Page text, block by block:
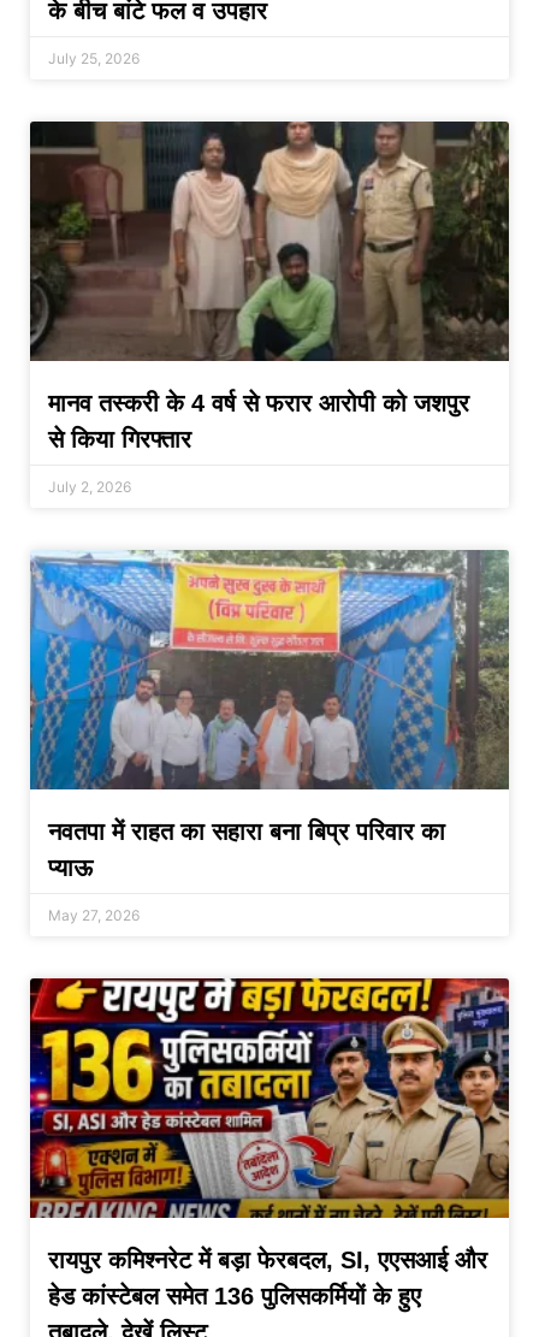
के बीच बांटे फल व उपहार
July 25, 2026
मानव तस्करी के 4 वर्ष से फरार आरोपी को जशपुर
से किया गिरफ्तार
July 2, 2026
नवतपा में राहत का सहारा बना बिप्र परिवार का
प्याऊ
May 27, 2026
रायपुर कमिश्नरेट में बड़ा फेरबदल, SI, एएसआई और
हेड कांस्टेबल समेत 136 पुलिसकर्मियों के हुए